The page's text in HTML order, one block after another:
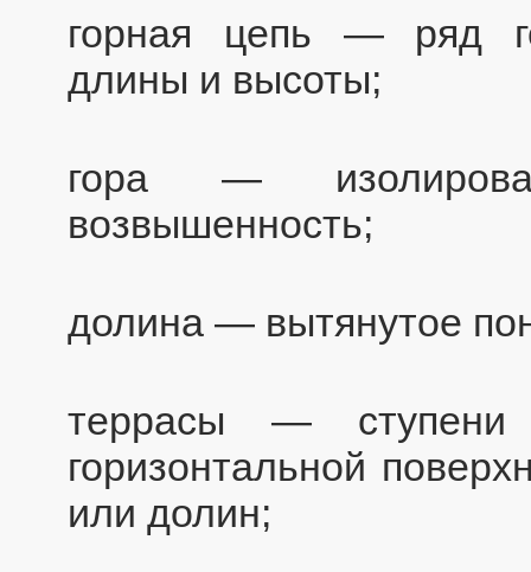
горная цепь — ряд
длины и высоты;
гора —
возвышенность;
долина — вытянутое
террасы —
горизонтальной
или долин;